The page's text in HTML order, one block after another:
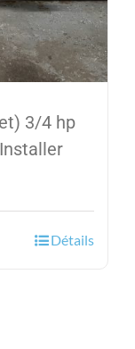
3/4 hp
Détails